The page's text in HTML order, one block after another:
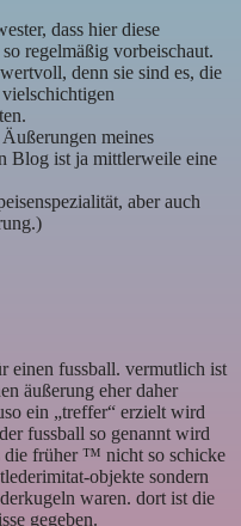
dass hier diese
regelmäßig vorbeischaut.
denn sie sind es, die
meines
Blog ist ja mittlerweile eine
aber auch
einen fussball. vermutlich ist
äußerung eher daher
ein „treffer“ erzielt wird
fussball so genannt wird
die früher ™ nicht so schicke
objekte sondern
waren. dort ist die
gegeben.